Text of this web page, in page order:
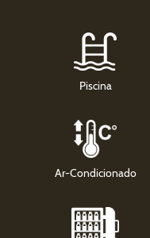
Piscina
Ar-Condicionado